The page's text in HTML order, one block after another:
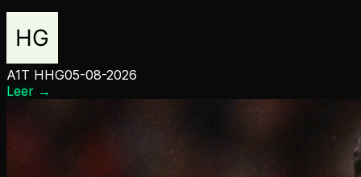
A1T HHG05-08-2026
Leer →